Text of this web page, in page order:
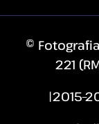
©
221